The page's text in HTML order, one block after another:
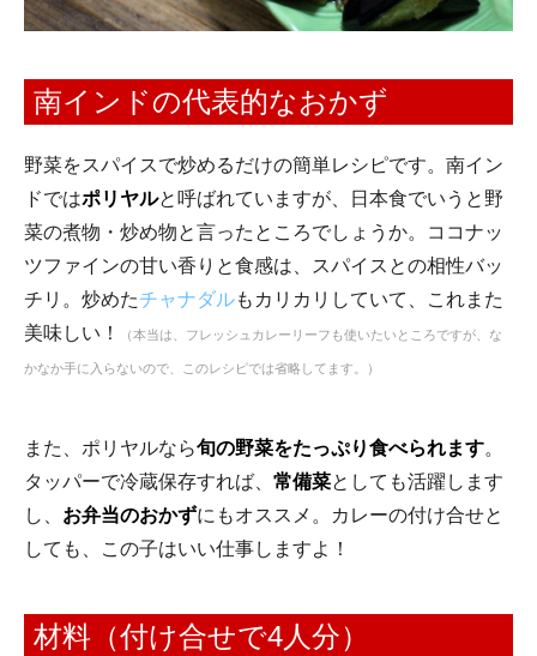
南インドの代表的なおかず
野菜をスパイスで炒めるだけの簡単レシピです。南イン
ドではポリヤルと呼ばれていますが、日本食でいうと野
菜の煮物・炒め物と言ったところでしょうか。ココナッ
ツファインの甘い香りと食感は、スパイスとの相性バッ
チリ。炒めたチャナダルもカリカリしていて、これまた
美味しい！
（本当は、フレッシュカレーリーフも使いたいところですが、な
かなか手に入らないので、このレシピでは省略してます。）
また、ポリヤルなら旬の野菜をたっぷり食べられます。
タッパーで冷蔵保存すれば、 常備菜としても活躍します
し、 お弁当のおかずにもオススメ。カレーの付け合せと
しても、この子はいい仕事しますよ！
材料（付け合せで4人分）